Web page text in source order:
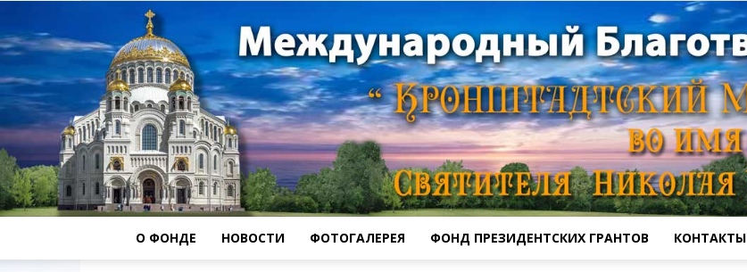
О ФОНДЕ НОВОСТИ ФОТОГАЛЕРЕЯ ФОНД ПРЕЗИДЕНТСКИХ ГРАНТОВ КОНТАКТЫ